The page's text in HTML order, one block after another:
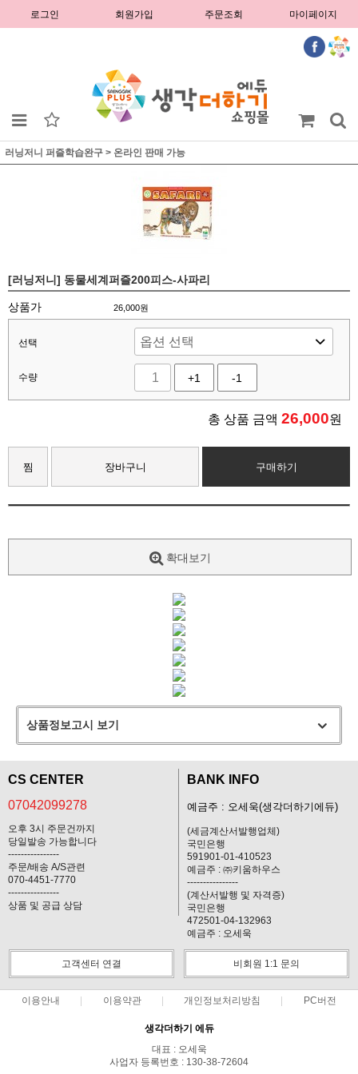
로그인 회원가입 주문조회 마이페이지
러닝저니 퍼즐학습완구 > 온라인 판매 가능
[러닝저니] 동물세계퍼즐200피스-사파리
상품가 26,000원
선택
수량 +1 -1
총 상품 금액 26,000원
찜 장바구니 구매하기
확대보기
상품정보고시 보기
CS CENTER
07042099278
오후 3시 주문건까지
당일발송 가능합니다
----------------
주문/배송 A/S관련
070-4451-7770
----------------
상품 및 공급 상담
BANK INFO
예금주 : 오세욱(생각더하기에듀)
(세금계산서발행업체)
국민은행
591901-01-410523
예금주 : ㈜키움하우스
----------------
(계산서발행 및 자격증)
국민은행
472501-04-132963
예금주 : 오세욱
고객센터 연결 비회원 1:1 문의
이용안내 이용약관 개인정보처리방침 PC버전
생각더하기 에듀
대표 : 오세욱
사업자 등록번호 : 130-38-72604